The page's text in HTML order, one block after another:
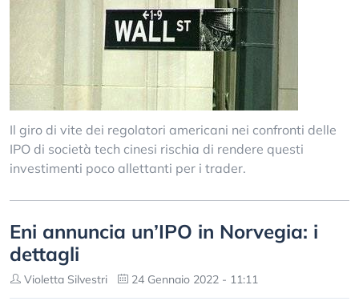
Il giro di vite dei regolatori americani nei confronti delle
IPO di società tech cinesi rischia di rendere questi
investimenti poco allettanti per i trader.
Eni annuncia un’IPO in Norvegia: i
dettagli
Violetta Silvestri 24 Gennaio 2022 - 11:11